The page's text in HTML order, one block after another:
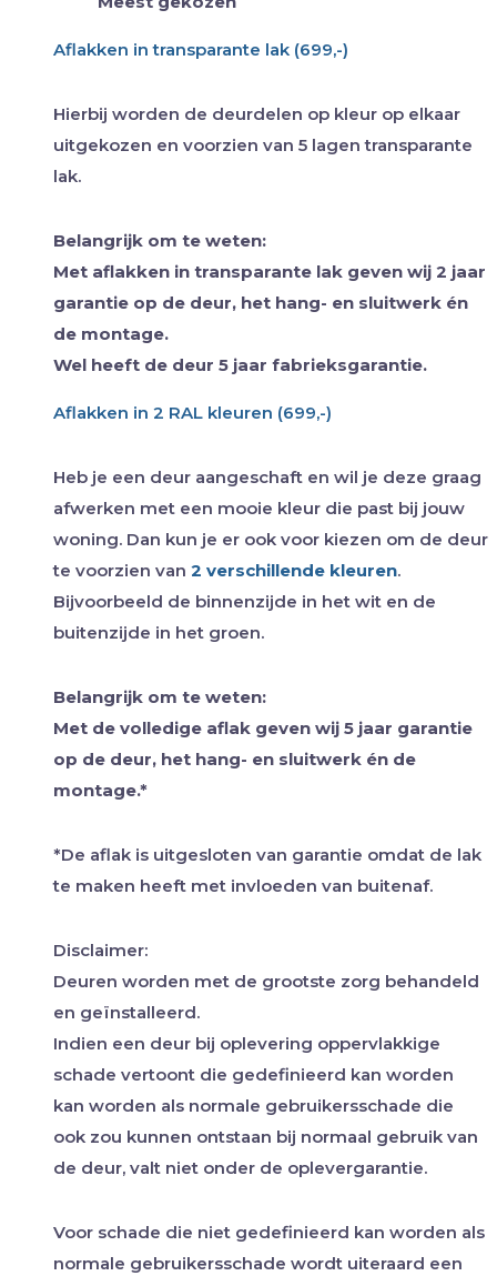
Aflakken in transparante lak (699,-)
Hierbij worden de deurdelen op kleur op elkaar
uitgekozen en voorzien van 5 lagen transparante
lak.
Belangrijk om te weten:
Met aflakken in transparante lak geven wij 2 jaar
garantie op de deur, het hang- en sluitwerk én
de montage.
Wel heeft de deur 5 jaar fabrieksgarantie.
Aflakken in 2 RAL kleuren (699,-)
Heb je een deur aangeschaft en wil je deze graag
afwerken met een mooie kleur die past bij jouw
woning. Dan kun je er ook voor kiezen om de deur
te voorzien van 2 verschillende kleuren.
Bijvoorbeeld de binnenzijde in het wit en de
buitenzijde in het groen.
Belangrijk om te weten:
Met de volledige aflak geven wij 5 jaar garantie
op de deur, het hang- en sluitwerk én de
montage.*
*De aflak is uitgesloten van garantie omdat de lak
te maken heeft met invloeden van buitenaf.
Disclaimer:
Deuren worden met de grootste zorg behandeld
en geïnstalleerd.
Indien een deur bij oplevering oppervlakkige
schade vertoont die gedefinieerd kan worden
kan worden als normale gebruikersschade die
ook zou kunnen ontstaan bij normaal gebruik van
de deur, valt niet onder de oplevergarantie.
Voor schade die niet gedefinieerd kan worden als
normale gebruikersschade wordt uiteraard een